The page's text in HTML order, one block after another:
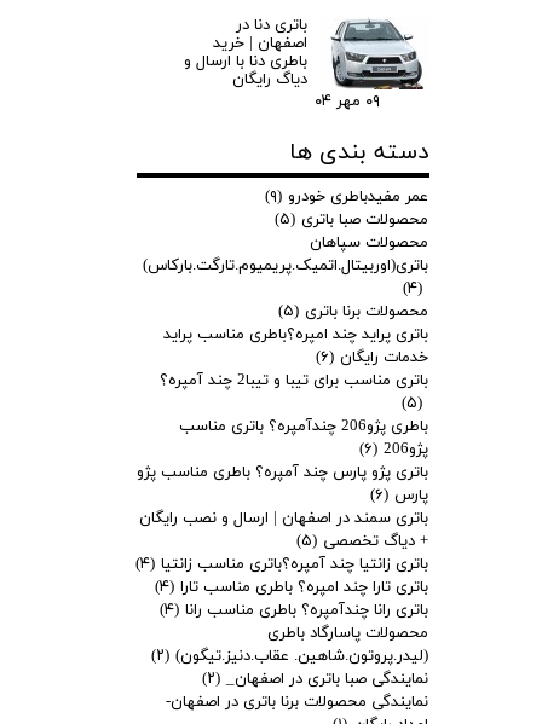
باتری دنا در
اصفهان | خرید
باطری دنا با ارسال و
دیاگ رایگان
۰۹ مهر ۰۴
دسته بندی ها
عمر مفیدباطری خودرو (۹)
محصولات صبا باتری (۵)
محصولات سپاهان
باتری(اوربیتال.اتمیک.پریمیوم.تارگت.بارکاس)
(۴)
محصولات برنا باتری (۵)
باتری پراید چند امپره؟باطری مناسب پراید
خدمات رایگان (۶)
باتری مناسب برای تیبا و تیبا2 چند آمپره؟
(۵)
باطری پژو206 چندآمپره؟ باتری مناسب
پژو206
(۶)
باتری پژو پارس چند آمپره؟ باطری مناسب پژو
پارس (۶)
باتری سمند در اصفهان | ارسال و نصب رایگان
+ دیاگ تخصصی (۵)
باتری زانتیا چند آمپره؟باتری مناسب زانتیا (۴)
باتری تارا چند امپره؟ باطری مناسب تارا (۴)
باتری رانا چندآمپره؟ باطری مناسب رانا (۴)
محصولات پاسارگاد باطری
(لیدر.پروتون.شاهین. عقاب.دنیز.تیگون) (۲)
نمایندگی صبا باتری در اصفهان_ (۲)
نمایندگی محصولات برنا باتری در اصفهان-